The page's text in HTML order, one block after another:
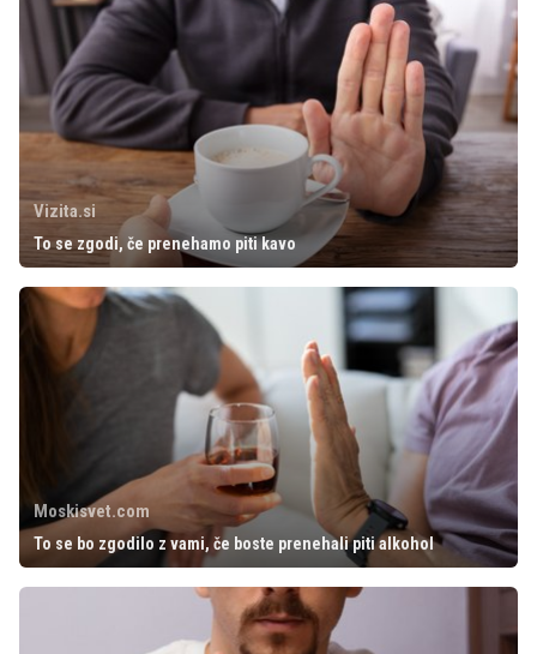
Vizita.si
To se zgodi, če prenehamo piti kavo
Moskisvet.com
To se bo zgodilo z vami, če boste prenehali piti alkohol